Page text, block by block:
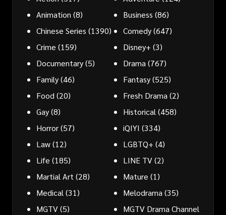
Animation (8) Business (86)
Chinese Series (1390) Comedy(647)
Crime (159) Disney+ (3)
Documentary(5) Drama(767)
Family(46) Fantasy(525)
Food(20) Fresh Drama(2)
Gay(8) Historical(458)
Horror(57) iQIYI (334)
Law(12) LGBTQ+ (4)
Life (185) LINE TV(2)
Martial Art(28) Mature (1)
Medical(31) Melodrama(35)
MGTV(5)
MGTV Drama Channel